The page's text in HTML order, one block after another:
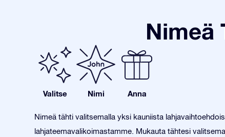
Nimeä
Valitse Nimi Anna
Nimeä tähti valitsemalla yksi kauniista
lahjateemavalikoimastamme. Mukauta tähtesi